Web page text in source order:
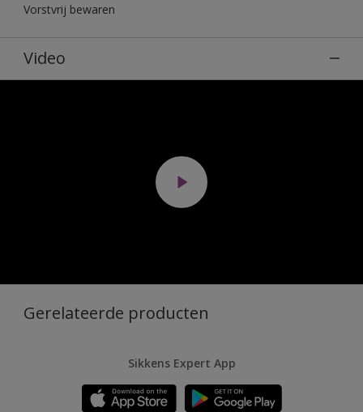
Vorstvrij bewaren
Video
Gerelateerde producten
Sikkens Expert App